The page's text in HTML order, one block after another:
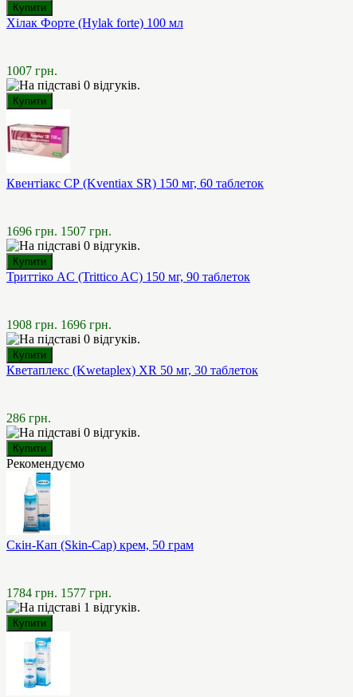
Хілак Форте (Hylak forte) 100 мл
1007 грн.
Квентіакс СР (Kventiax SR) 150 мг, 60 таблеток
1696 грн. 1507 грн.
Триттіко AC (Trittico AC) 150 мг, 90 таблеток
1908 грн. 1696 грн.
Кветаплекс (Kwetaplex) XR 50 мг, 30 таблеток
286 грн.
Рекомендуємо
Скін-Кап (Skin-Cap) крем, 50 грам
1784 грн. 1577 грн.